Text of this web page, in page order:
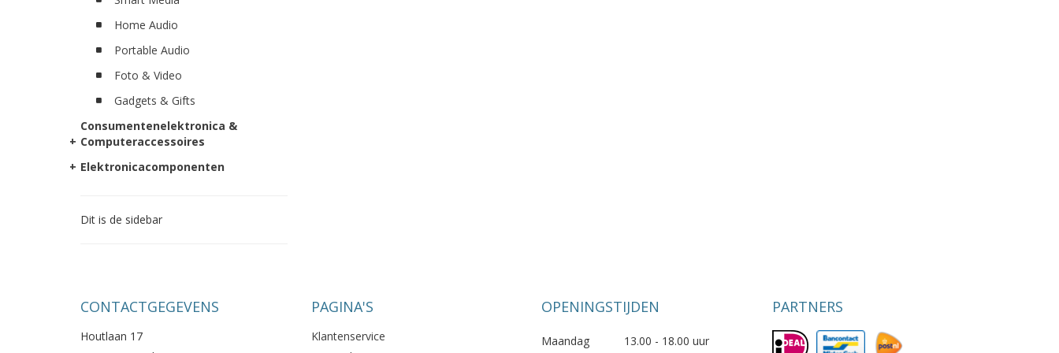
Home Audio
Portable Audio
Foto & Video
Gadgets & Gifts
+
Consumentenelektronica &
Computeraccessoires
+ Elektronicacomponenten
Dit is de sidebar
CONTACTGEGEVENS
Houtlaan 17
PAGINA'S
Klantenservice
OPENINGSTIJDEN
Maandag 13.00 - 18.00 uur
PARTNERS